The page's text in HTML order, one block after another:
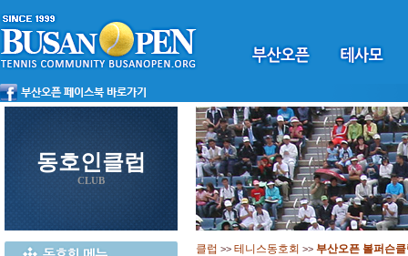
동호인클럽
CLUB
클럽 >> 테니스동호회 >> 부산오픈 볼퍼슨